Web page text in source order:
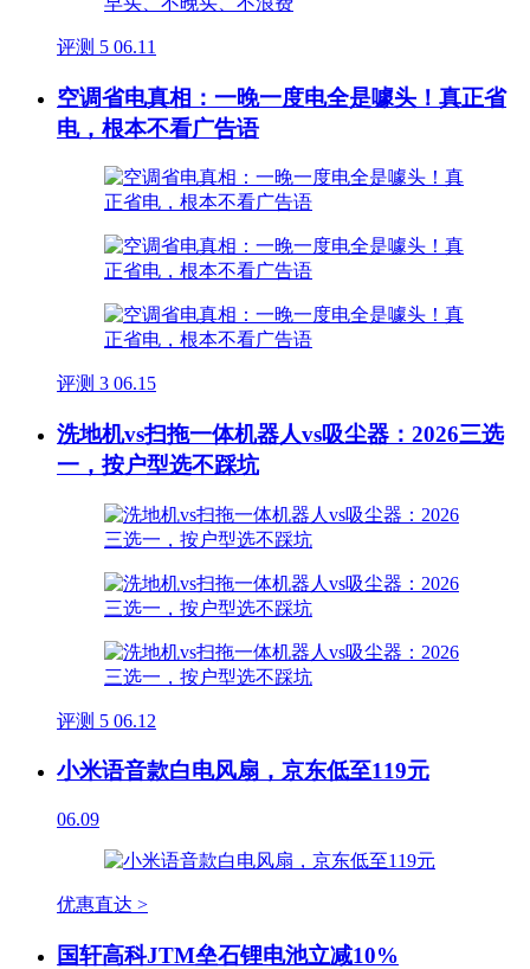
评测 5 06.11
空调省电真相：一晚一度电全是噱头！真正省
电，根本不看广告语
评测 3 06.15
洗地机vs扫拖一体机器人vs吸尘器：2026三选
一，按户型选不踩坑
评测 5 06.12
小米语音款白电风扇，京东低至119元
06.09
优惠直达 >
国轩高科JTM垒石锂电池立减10%